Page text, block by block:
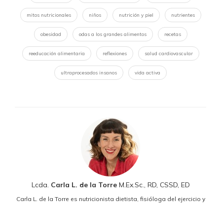
mitos nutricionales niños nutrición y piel nutrientes
obesidad odas a los grandes alimentos recetas
reeducación alimentaria reflexiones salud cardiovascular
ultraprocesados insanos vida activa
Lcda. Carla L. de la TorreM.Ex.Sc., RD, CSSD, ED
Carla L. de la Torre es nutricionista dietista, fisióloga del ejercicio y